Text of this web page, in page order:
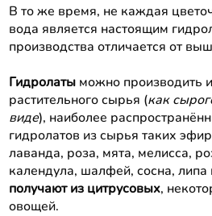
В то же время, не каждая
вода является настоящим
производства отличается от
Гидролатыможно производить
растительного сырья (как
виде), наиболее
гидролатов из сырья таких
лаванда, роза, мята, мелисса,
календула, шалфей, сосна,
получают из цитрусовых,
овощей.